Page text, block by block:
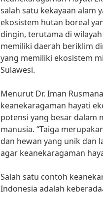
salah satu kekayaan alam
ekosistem hutan boreal
dingin, terutama di
memiliki daerah beriklim
yang memiliki ekosistem
Sulawesi.
Menurut Dr. Iman
keanekaragaman hayati
potensi yang besar dalam
manusia. “Taiga
dan hewan yang unik dan
agar keanekaragaman
Salah satu contoh
Indonesia adalah